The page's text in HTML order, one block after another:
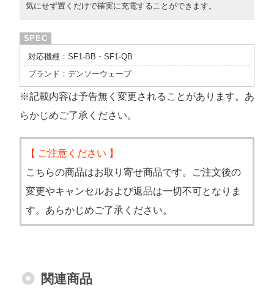
気にせず置くだけで確実に充電することができます。
対応機種：SF1-BB・SF1-QB
ブランド：デンソーウェーブ
※記載内容は予告無く変更されることがあります。あ
らかじめご了承ください。
【 ご注意ください 】
こちらの商品はお取り寄せ商品です。ご注文後の
変更やキャンセルおよび返品は一切不可となりま
す。あらかじめご了承ください。
関連商品